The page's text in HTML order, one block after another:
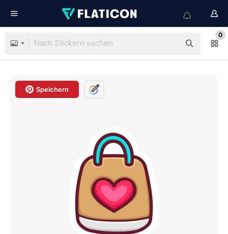
0
Speichern